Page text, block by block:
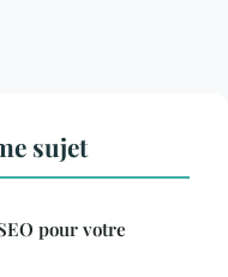
sujet
pour votre